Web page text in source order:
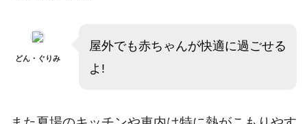
どん・ぐりみ
屋外でも赤ちゃんが快適に過ごせる
よ!